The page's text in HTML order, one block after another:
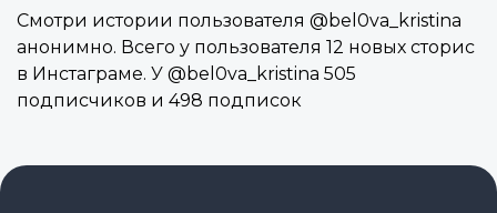
Смотри истории пользователя @bel0va_kristina
анонимно. Всего у пользователя 12 новых сторис
в Инстаграме. У @bel0va_kristina 505
подписчиков и 498 подписок